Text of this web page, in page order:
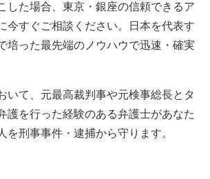
した場合、東京・銀座の信頼できるア
今すぐご相談ください。日本を代表す
培った最先端のノウハウで迅速・確実
いて、元最高裁判事や元検事総長とタ
護を行った経験のある弁護士があなた
を刑事事件・逮捕から守ります。